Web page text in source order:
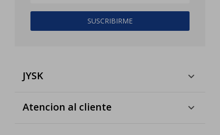
SUSCRIBIRME
JYSK
Atencion al cliente